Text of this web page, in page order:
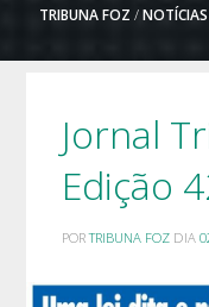
TRIBUNA FOZ /NOTÍCIAS
Jornal
Edição
PORTRIBUNA FOZ DIA